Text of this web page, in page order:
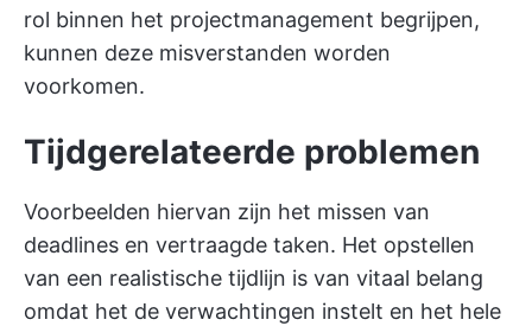
rol binnen het projectmanagement begrijpen,
kunnen deze misverstanden worden
voorkomen.
Tijdgerelateerde problemen
Voorbeelden hiervan zijn het missen van
deadlines en vertraagde taken. Het opstellen
van een realistische tijdlijn is van vitaal belang
omdat het de verwachtingen instelt en het hele